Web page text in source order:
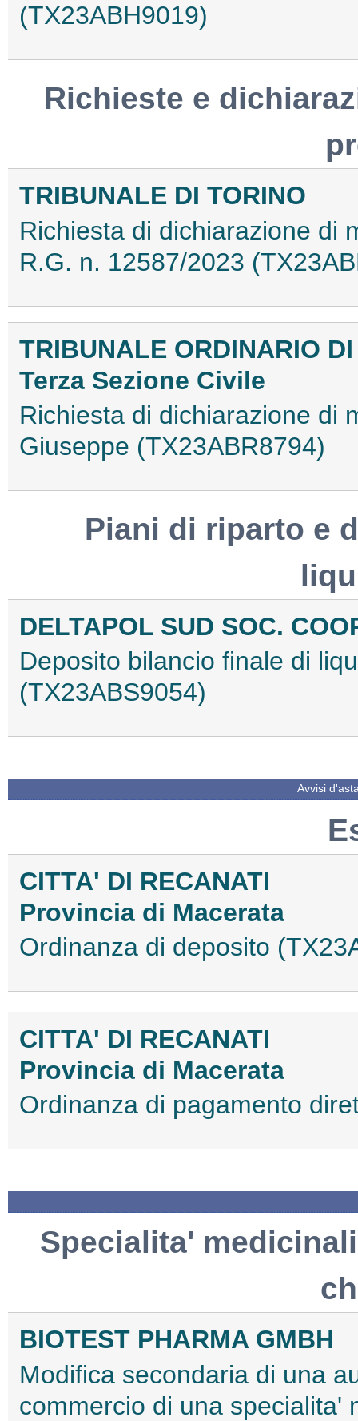
(TX23ABH9019)
Richieste e
TRIBUNALE DI TORINO
Richiesta di dichiarazione di
R.G. n. 12587/2023
TRIBUNALE ORDINARIO
Terza Sezione Civile
Richiesta di dichiarazione di
Giuseppe (TX23ABR8794)
Piani di riparto e
DELTAPOL SUD SOC.
Deposito bilancio finale di
(TX23ABS9054)
Avvisi
CITTA' DI RECANATI
Provincia di Macerata
Ordinanza di deposito
CITTA' DI RECANATI
Provincia di Macerata
Ordinanza di pagamento
Specialita'
BIOTEST PHARMA GMBH
Modifica secondaria di una
commercio di una specialita'